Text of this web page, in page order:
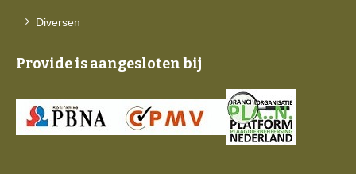
Diversen
Provide is aangesloten bij